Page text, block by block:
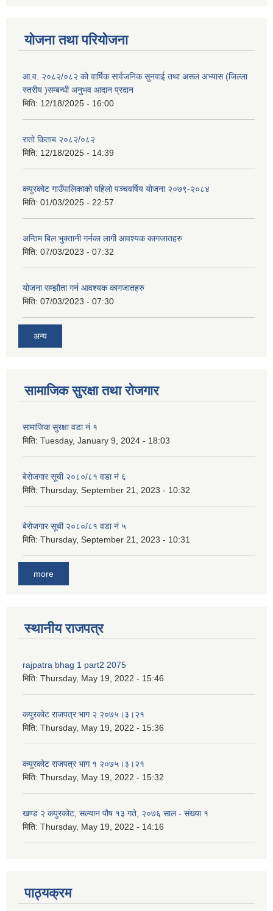
योजना तथा परियोजना
आ.व. २०८२/०८२ को वार्षिक सार्वजनिक सुनवाई तथा असल अभ्यास (जिल्ला
स्तरीय )सम्बन्धी अनुभव आदान प्रदान
मिति: 12/18/2025 - 16:00
रातो किताब २०८२/०८२
मिति: 12/18/2025 - 14:39
कपुरकोट गाउँपालिकाको पहिलो पञ्चवर्षिय योजना २०७९-२०८४
मिति: 01/03/2025 - 22:57
अन्तिम बिल भुक्तानी गर्नका लागी आवश्यक कागजातहरु
मिति: 07/03/2023 - 07:32
योजना सम्झौता गर्न आवश्यक कागजातहरु
मिति: 07/03/2023 - 07:30
अन्य
सामाजिक सुरक्षा तथा रोजगार
सामाजिक सुरक्षा वडा नं १
मिति: Tuesday, January 9, 2024 - 18:03
बेरोजगार सूची २०८०/८१ वडा नं ६
मिति: Thursday, September 21, 2023 - 10:32
बेरोजगार सूची २०८०/८१ वडा नं ५
मिति: Thursday, September 21, 2023 - 10:31
more
स्थानीय राजपत्र
rajpatra bhag 1 part2 2075
मिति: Thursday, May 19, 2022 - 15:46
कपुरकोट राजपत्र भाग २ २०७५।३।२१
मिति: Thursday, May 19, 2022 - 15:36
कपुरकोट राजपत्र भाग १ २०७५।३।२१
मिति: Thursday, May 19, 2022 - 15:32
खण्ड २ कपुरकोट, सल्यान पौष १३ गते, २०७६ साल - संख्या १
मिति: Thursday, May 19, 2022 - 14:16
पाठ्यक्रम